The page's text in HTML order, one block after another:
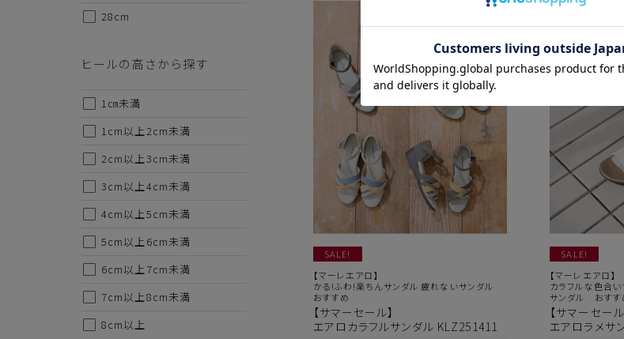
SALE!
【マーレエアロ】
かる!ふわ!楽ちんサンダル 疲れないサンダル
おすすめ
【サマーセール】
エアロカラフルサンダル KLZ251411
SALE!
【マーレエアロ】
カラフルな色合
サンダル おすす
【サマーセール
エアロラメサ
28cm
ヒールの高さから探す
1㎝未満
1cm以上2cm未満
2cm以上3cm未満
3cm以上4cm未満
4cm以上5cm未満
5cm以上6cm未満
6cm以上7cm未満
7cm以上8cm未満
8cm以上
代金のお支払い方法について
クレジットカード・銀行振込（前払い）・Amazonペイ・代
金引換の中からお好きな決済方法をお選びいただけます。
ご注文から5日以降でしたら、お届け日時と時間帯
いただけます。ご指定可能な時間帯は「午前中」